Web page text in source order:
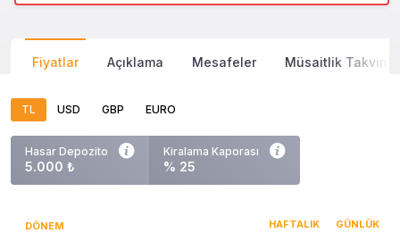
Fiyatlar Açıklama Mesafeler Müsaitlik Takvimi
TL USD GBP EURO
Hasar Depozito
5.000 ₺
Kiralama Kaporası
% 25
DÖNEM HAFTALIK GÜNLÜK